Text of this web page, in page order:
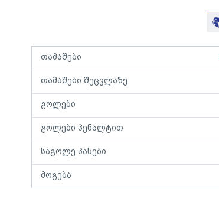
თამაშები
თამაშები შეცვლაზე
გოლები
გოლები პენალტით
საგოლე პასები
მოგება